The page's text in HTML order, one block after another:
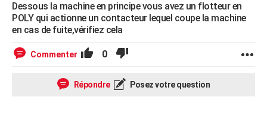
Bricolage
Lifestyle
Culture
Sport
Auto
Television
Voyage
Cinema
Dessous la machine en principe vous avez un flotteur en
POLY qui actionne un contacteur lequel coupe la machine
en cas de fuite,vérifiez cela
Commenter 0
Répondre Posez votre question